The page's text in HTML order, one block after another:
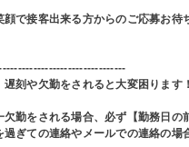
顔で接客出来る方からのご応募お待
遅刻や欠勤をされると大変困りま
勤をされる場合、必ず【勤務日の
ぎての連絡やメールでの連絡の場